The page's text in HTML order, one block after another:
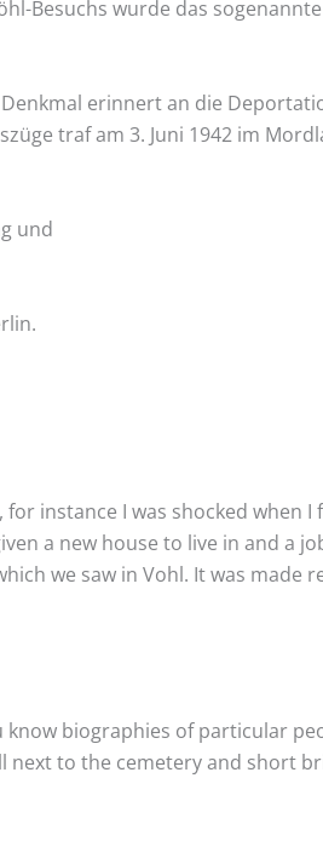
Besuchs wurde das
erinnert an die
traf am 3. Juni 1942 im
und
instance I was shocked when
a new house to live in and a
we saw in Vohl. It was made
biographies of particular
to the cemetery and short